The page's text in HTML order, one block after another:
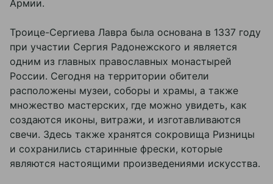
Армии.
Троице-Сергиева Лавра была основана в 1337 году
при участии Сергия Радонежского и является
одним из главных православных монастырей
России. Сегодня на территории обители
расположены музеи, соборы и храмы, а также
множество мастерских, где можно увидеть, как
создаются иконы, витражи, и изготавливаются
свечи. Здесь также хранятся сокровища Ризницы
и сохранились старинные фрески, которые
являются настоящими произведениями искусства.